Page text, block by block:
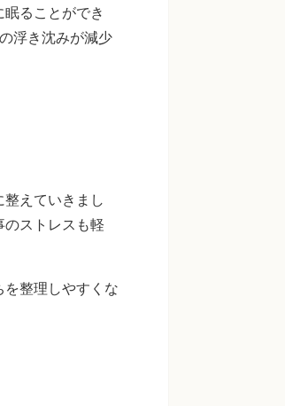
ることができ
浮き沈みが減少
えていきまし
ストレスも軽
整理しやすくな